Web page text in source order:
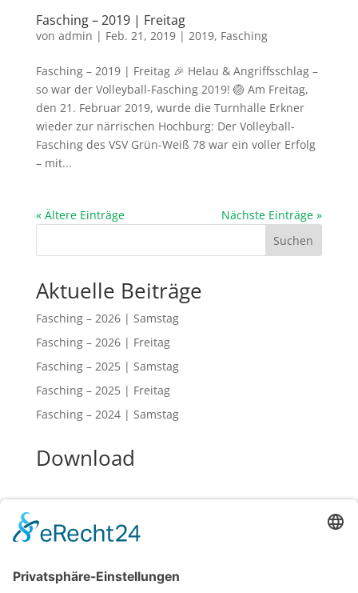
Fasching – 2019 | Freitag
von admin | Feb. 21, 2019| 2019, Fasching
Fasching – 2019 | Freitag 🎉 Helau & Angriffsschlag –
so war der Volleyball-Fasching 2019! 🏐 Am Freitag,
den 21. Februar 2019, wurde die Turnhalle Erkner
wieder zur närrischen Hochburg: Der Volleyball-
Fasching des VSV Grün-Weiß 78 war ein voller Erfolg
– mit...
« Ältere Einträge
Nächste Einträge »
Suchen
Aktuelle Beiträge
Fasching – 2026 | Samstag
Fasching – 2026 | Freitag
Fasching – 2025 | Samstag
Fasching – 2025 | Freitag
Fasching – 2024 | Samstag
Download
2014
2016